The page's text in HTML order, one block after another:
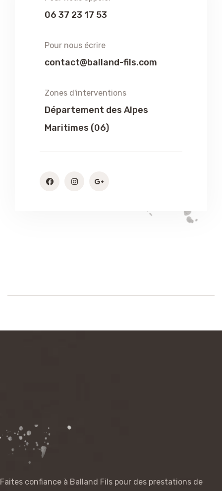
06 37 23 17 53
Pour nous écrire
contact@balland-fils.com
Zones d'interventions
Département des Alpes
Maritimes (06)
Faites confiance à Balland Fils pour des prestations de